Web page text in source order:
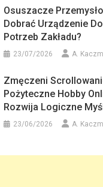
Osuszacze
Dobrać Urządzenie
Potrzeb Zakładu?
23/07/2026 A.
Zmęczeni
Pożyteczne Hobby
Rozwija Logiczne
23/06/2026 A.